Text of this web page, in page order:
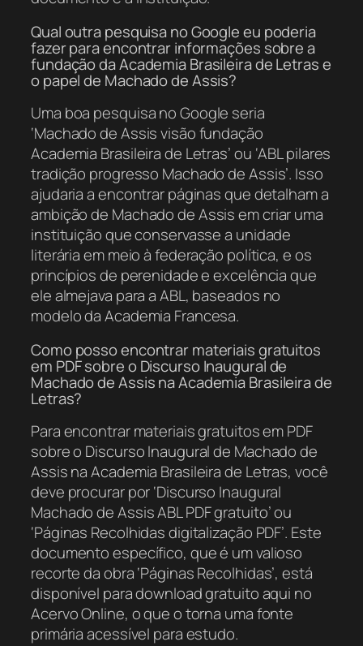
Qual outra pesquisa no Google eu poderia
fazer para encontrar informações sobre a
fundação da Academia Brasileira de Letras e
o papel de Machado de Assis?
Uma boa pesquisa no Google seria
‘Machado de Assis visão fundação
Academia Brasileira de Letras’ ou ‘ABL pilares
tradição progresso Machado de Assis’. Isso
ajudaria a encontrar páginas que detalham a
ambição de Machado de Assis em criar uma
instituição que conservasse a unidade
literária em meio à federação política, e os
princípios de perenidade e excelência que
ele almejava para a ABL, baseados no
modelo da Academia Francesa.
Como posso encontrar materiais gratuitos
em PDF sobre o Discurso Inaugural de
Machado de Assis na Academia Brasileira de
Letras?
Para encontrar materiais gratuitos em PDF
sobre o Discurso Inaugural de Machado de
Assis na Academia Brasileira de Letras, você
deve procurar por ‘Discurso Inaugural
Machado de Assis ABL PDF gratuito’ ou
‘Páginas Recolhidas digitalização PDF’. Este
documento específico, que é um valioso
recorte da obra ‘Páginas Recolhidas’, está
disponível para download gratuito aqui no
Acervo Online, o que o torna uma fonte
primária acessível para estudo.